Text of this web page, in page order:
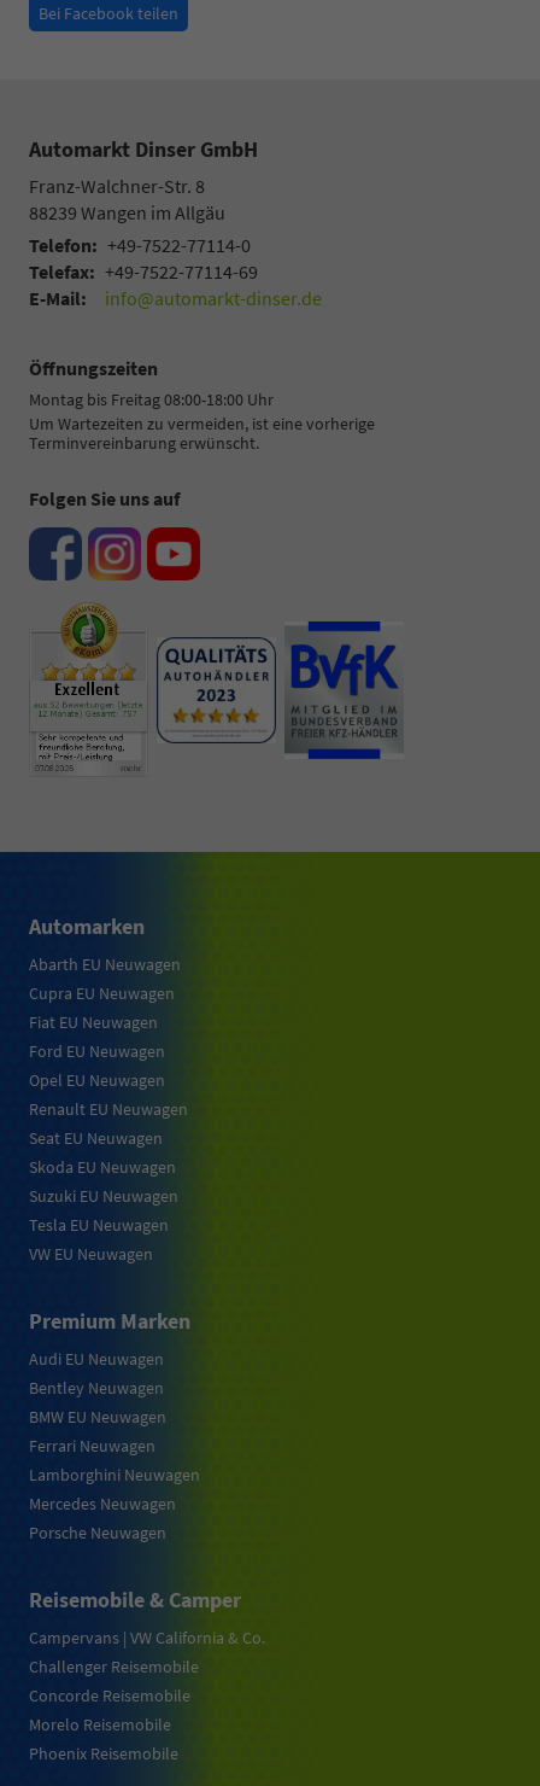
Bei Facebook teilen
Automarkt Dinser GmbH
Franz-Walchner-Str. 8
88239 Wangen im Allgäu
Telefon: +49-7522-77114-0
Telefax: +49-7522-77114-69
E-Mail:
info@automarkt-dinser.de
Öffnungszeiten
Montag bis Freitag 08:00-18:00 Uhr
Um Wartezeiten zu vermeiden, ist eine vorherige
Terminvereinbarung erwünscht.
Folgen Sie uns auf
Automarken
Abarth EU Neuwagen
Cupra EU Neuwagen
Fiat EU Neuwagen
Ford EU Neuwagen
Opel EU Neuwagen
Renault EU Neuwagen
Seat EU Neuwagen
Skoda EU Neuwagen
Suzuki EU Neuwagen
Tesla EU Neuwagen
VW EU Neuwagen
Premium Marken
Audi EU Neuwagen
Bentley Neuwagen
BMW EU Neuwagen
Ferrari Neuwagen
Lamborghini Neuwagen
Mercedes Neuwagen
Porsche Neuwagen
Reisemobile & Camper
Campervans | VW California & Co.
Challenger Reisemobile
Concorde Reisemobile
Morelo Reisemobile
Phoenix Reisemobile